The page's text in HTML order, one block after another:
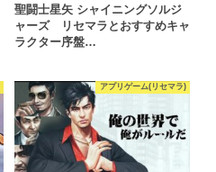
聖闘士星矢 シャイニングソルジ
ャーズ リセマラとおすすめキャ
ラクター序盤…
アプリゲーム(リセマラ)